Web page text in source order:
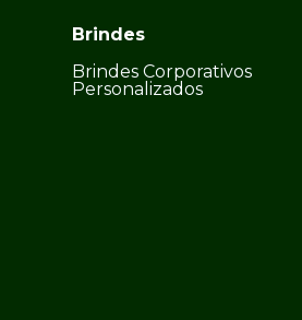
Brindes
Brindes Corporativos
Personalizados